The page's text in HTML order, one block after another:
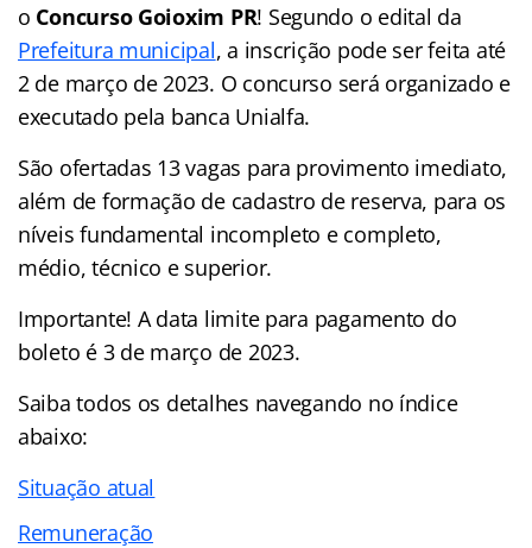
o Concurso Goioxim PR! Segundo o edital da
Prefeitura municipal, a inscrição pode ser feita até
2 de março de 2023. O concurso será organizado e
executado pela banca Unialfa.
São ofertadas 13 vagas para provimento imediato,
além de formação de cadastro de reserva, para os
níveis fundamental incompleto e completo,
médio, técnico e superior.
Importante! A data limite para pagamento do
boleto é 3 de março de 2023.
Saiba todos os detalhes navegando no índice
abaixo:
Situação atual
Remuneração